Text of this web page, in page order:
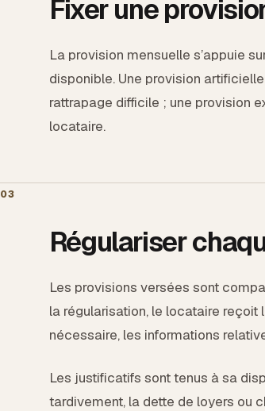
Fixer une
La provision mensuelle s’appuie
disponible. Une provision
rattrapage difficile ; une provision
locataire.
03
Régulariser
Les provisions versées sont
la régularisation, le locataire
nécessaire, les informations
Les justificatifs sont tenus à sa
tardivement, la dette de loyers ou